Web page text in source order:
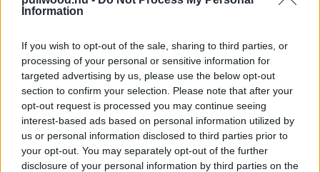
Information
If you wish to opt-out of the sale, sharing to third parties, or
processing of your personal or sensitive information for
targeted advertising by us, please use the below opt-out
section to confirm your selection. Please note that after your
opt-out request is processed you may continue seeing
interest-based ads based on personal information utilized by
us or personal information disclosed to third parties prior to
your opt-out. You may separately opt-out of the further
disclosure of your personal information by third parties on the